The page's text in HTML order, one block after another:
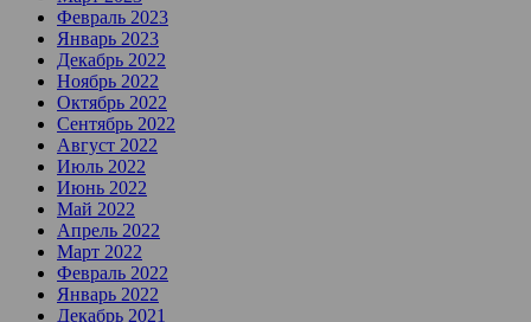
Февраль 2023
Январь 2023
Декабрь 2022
Ноябрь 2022
Октябрь 2022
Сентябрь 2022
Август 2022
Июль 2022
Июнь 2022
Май 2022
Апрель 2022
Март 2022
Февраль 2022
Январь 2022
Декабрь 2021